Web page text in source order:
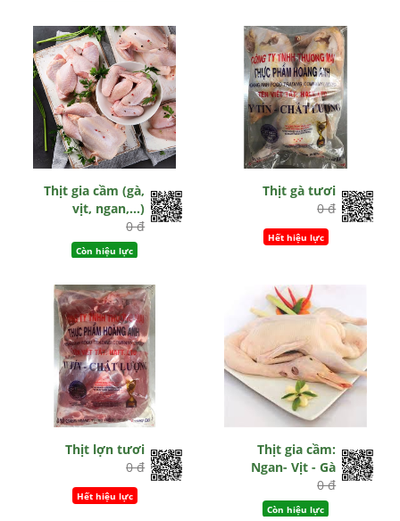
Thịt gia cầm (gà,
vịt, ngan,...)
0 đ
Còn hiệu lực
Thịt gà tươi
0 đ
Hết hiệu lực
Thịt lợn tươi
0 đ
Hết hiệu lực
Thịt gia cầm:
Ngan- Vịt - Gà
0 đ
Còn hiệu lực